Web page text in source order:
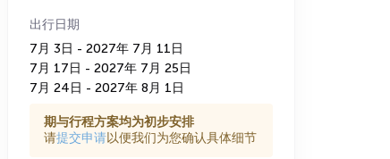
出行日期
7月 3日 - 2027年 7月 11日
7月 17日 - 2027年 7月 25日
7月 24日 - 2027年 8月 1日
期与行程方案均为初步安排
请提交申请以便我们为您确认具体细节